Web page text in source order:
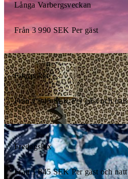
Långa Varbergsveckan
Från 3 990 SEK Per gäst
Firarpaket
Från 1 945 SEK Per gäst och natt
Fredagslyx
Från 1 845 SEK Per gäst och natt